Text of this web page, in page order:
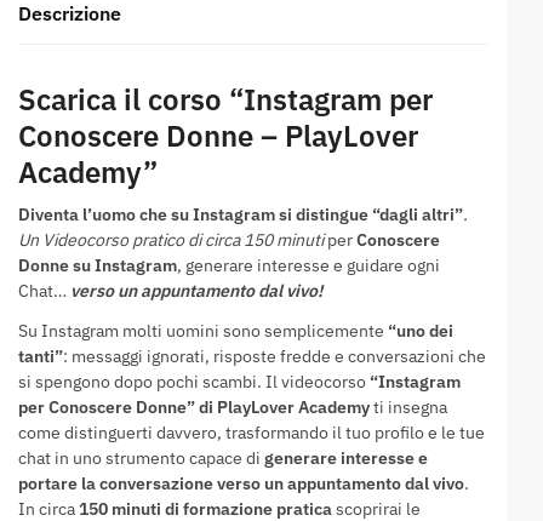
Descrizione
Scarica il corso “Instagram per
Conoscere Donne – PlayLover
Academy”
Diventa l’uomo che su Instagram si distingue “dagli altri”.
Un Videocorso pratico di circa 150 minutiperConoscere
Donne su Instagram, generare interesse e guidare ogni
Chat… verso un appuntamento dal vivo!
Su Instagram molti uomini sono semplicemente “uno dei
tanti”: messaggi ignorati, risposte fredde e conversazioni che
si spengono dopo pochi scambi. Il videocorso “Instagram
per Conoscere Donne” di PlayLover Academyti insegna
come distinguerti davvero, trasformando il tuo profilo e le tue
chat in uno strumento capace di generare interesse e
portare la conversazione verso un appuntamento dal vivo.
In circa 150 minuti di formazione praticascoprirai le